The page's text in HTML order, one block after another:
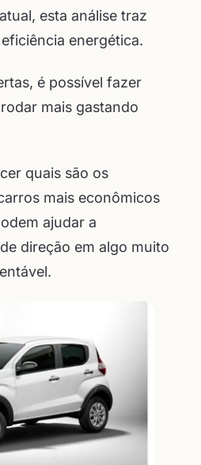
esta análise traz
energética.
é possível fazer
mais gastando
quais são os
mais econômicos
ajudar a
direção em algo muito